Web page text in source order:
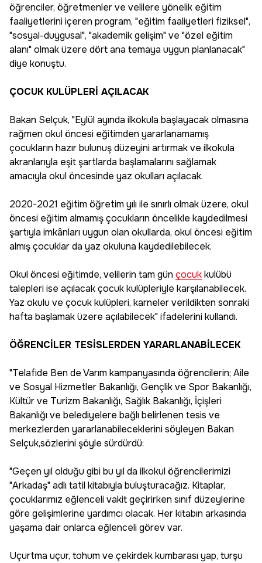
öğrenciler, öğretmenler ve velilere yönelik eğitim
faaliyetlerini içeren program, "eğitim faaliyetleri fiziksel",
"sosyal-duygusal", "akademik gelişim" ve "özel eğitim
alanı" olmak üzere dört ana temaya uygun planlanacak"
diye konuştu.
ÇOCUK KULÜPLERİ AÇILACAK
Bakan Selçuk, "Eylül ayında ilkokula başlayacak olmasına
rağmen okul öncesi eğitimden yararlanamamış
çocukların hazır bulunuş düzeyini artırmak ve ilkokula
akranlarıyla eşit şartlarda başlamalarını sağlamak
amacıyla okul öncesinde yaz okulları açılacak.
2020-2021 eğitim öğretim yılı ile sınırlı olmak üzere, okul
öncesi eğitim almamış çocukların öncelikle kaydedilmesi
şartıyla imkânları uygun olan okullarda, okul öncesi eğitim
almış çocuklar da yaz okuluna kaydedilebilecek.
Okul öncesi eğitimde, velilerin tam gün çocukkulübü
talepleri ise açılacak çocuk kulüpleriyle karşılanabilecek.
Yaz okulu ve çocuk kulüpleri, karneler verildikten sonraki
hafta başlamak üzere açılabilecek" ifadelerini kullandı.
ÖĞRENCİLER TESİSLERDEN YARARLANABİLECEK
"Telafide Ben de Varım kampanyasında öğrencilerin; Aile
ve Sosyal Hizmetler Bakanlığı, Gençlik ve Spor Bakanlığı,
Kültür ve Turizm Bakanlığı, Sağlık Bakanlığı, İçişleri
Bakanlığı ve belediyelere bağlı belirlenen tesis ve
merkezlerden yararlanabileceklerini söyleyen Bakan
Selçuk,sözlerini şöyle sürdürdü:
"Geçen yıl olduğu gibi bu yıl da ilkokul öğrencilerimizi
"Arkadaş" adlı tatil kitabıyla buluşturacağız. Kitaplar,
çocuklarımız eğlenceli vakit geçirirken sınıf düzeylerine
göre gelişimlerine yardımcı olacak. Her kitabın arkasında
yaşama dair onlarca eğlenceli görev var.
Uçurtma uçur, tohum ve çekirdek kumbarası yap, turşu